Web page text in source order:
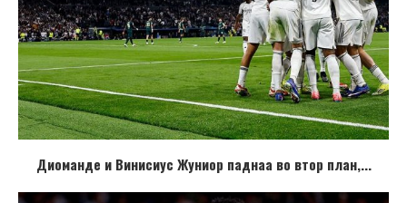
Диоманде и Винисиус Жуниор паднаа во втор план,...